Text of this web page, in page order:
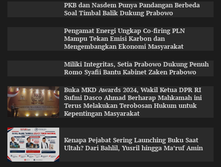
PKB dan Nasdem Punya Pandangan Berbeda
Soal Timbal Balik Dukung Prabowo
Pengamat Energi Ungkap Co-firing PLN
Mampu Tekan Emisi Karbon dan
Mengembangkan Ekonomi Masyarakat
Miliki Integritas, Setia Prabowo Dukung Penuh
Romo Syafii Bantu Kabinet Zaken Prabowo
Buka MKD Awards 2024, Wakil Ketua DPR RI
Sufmi Dasco Ahmad Berharap Mahkamah ini
Terus Melakukan Terobosan Hukum untuk
Kepentingan Masyarakat
Kenapa Pejabat Sering Launching Buku Saat
Ultah? Dari Bahlil, Yusril hingga Ma’ruf Amin